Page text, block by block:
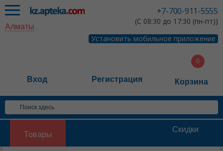
+7-700-911-5555
(С 08:30 до 17:30 (пн-пт))
Установить мобильное приложение
Алматы
Вход Регистрация Корзина
Товары
Скидки